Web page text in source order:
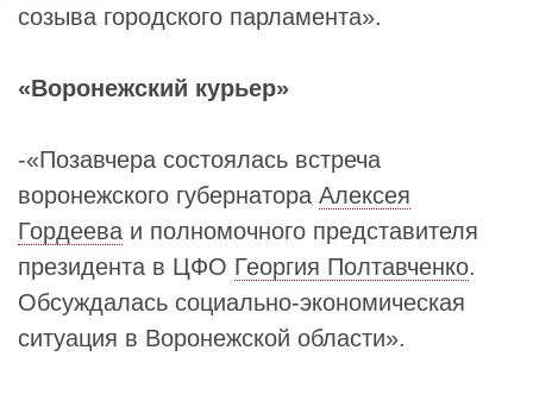
созыва городского парламента».
«Воронежский курьер»
-«Позавчера состоялась встреча
воронежского губернатора Алексея
Гордеева и полномочного представителя
президента в ЦФО Георгия Полтавченко.
Обсуждалась социально-экономическая
ситуация в Воронежской области».